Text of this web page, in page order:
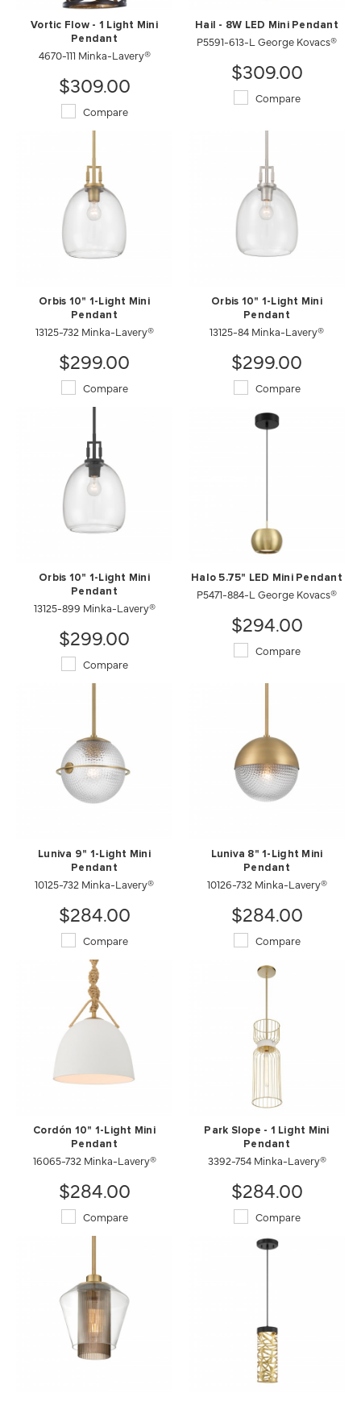
Vortic Flow - 1 Light Mini
Pendant
4670-111 Minka-Lavery®
$309.00
Compare
Hail - 8W LED Mini Pendant
P5591-613-L George Kovacs®
$309.00
Compare
Orbis 10" 1-Light Mini
Pendant
13125-732 Minka-Lavery®
$299.00
Compare
Orbis 10" 1-Light Mini
Pendant
13125-84 Minka-Lavery®
$299.00
Compare
Orbis 10" 1-Light Mini
Pendant
13125-899 Minka-Lavery®
$299.00
Compare
Halo 5.75" LED Mini Pendant
P5471-884-L George Kovacs®
$294.00
Compare
Luniva 9" 1-Light Mini
Pendant
10125-732 Minka-Lavery®
$284.00
Compare
Luniva 8" 1-Light Mini
Pendant
10126-732 Minka-Lavery®
$284.00
Compare
Cordón 10" 1-Light Mini
Pendant
16065-732 Minka-Lavery®
$284.00
Compare
Park Slope - 1 Light Mini
Pendant
3392-754 Minka-Lavery®
$284.00
Compare